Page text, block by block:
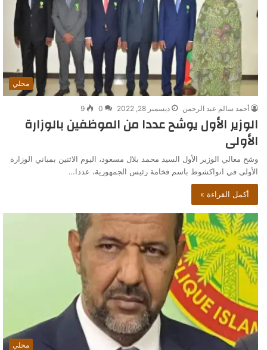
محلي
أحمد سالم عبد الرحمن ديسمبر 28, 2022 0
9
الوزير الأول يوشح عددا من الموظفين بالوزارة
الأولى
وشح معالي الوزير الأول السيد محمد بلال مسعود، اليوم الاثنين بمباني الوزارة
الأولى في انواكشوط باسم فخامة رئيس الجمهورية، عددا…
أكمل القراءة »
محلي